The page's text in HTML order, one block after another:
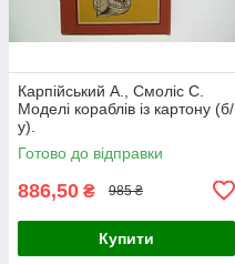
Карпійський А., Смоліс С.
Моделі кораблів із картону (б/
у).
Готово до відправки
886,50 ₴ 985 ₴
Купити